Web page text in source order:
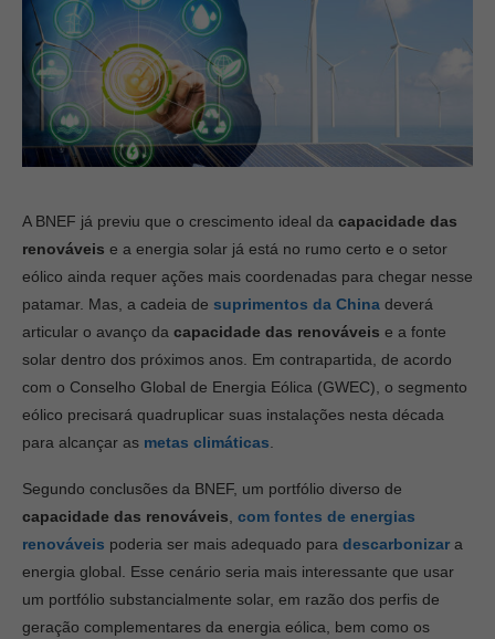
A BNEF já previu que o crescimento ideal da capacidade das
renováveis e a energia solar já está no rumo certo e o setor
eólico ainda requer ações mais coordenadas para chegar nesse
patamar. Mas, a cadeia de suprimentos da China deverá
articular o avanço da capacidade das renováveis e a fonte
solar dentro dos próximos anos. Em contrapartida, de acordo
com o Conselho Global de Energia Eólica (GWEC), o segmento
eólico precisará quadruplicar suas instalações nesta década
para alcançar as metas climáticas.
Segundo conclusões da BNEF, um portfólio diverso de
capacidade das renováveis, com fontes de energias
renováveis poderia ser mais adequado para descarbonizar a
energia global. Esse cenário seria mais interessante que usar
um portfólio substancialmente solar, em razão dos perfis de
geração complementares da energia eólica, bem como os